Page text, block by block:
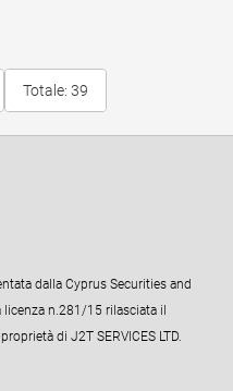
Totale: 39
dalla Cyprus Securities and
n.281/15 rilasciata il
di J2T SERVICES LTD.